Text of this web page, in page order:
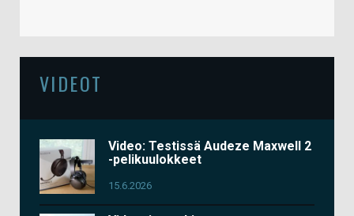
VIDEOT
Video: Testissä Audeze Maxwell 2
-pelikuulokkeet
15.6.2026